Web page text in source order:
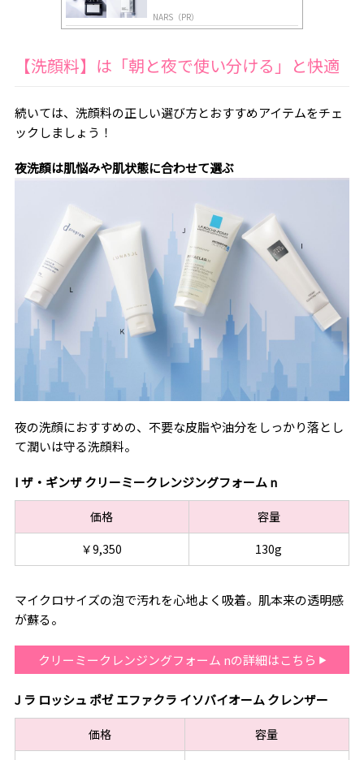
NARS（PR）
【洗顔料】は「朝と夜で使い分ける」と快適
続いては、洗顔料の正しい選び方とおすすめアイテムをチェ
ックしましょう！
夜洗顔は肌悩みや肌状態に合わせて選ぶ
夜の洗顔におすすめの、不要な皮脂や油分をしっかり落とし
て潤いは守る洗顔料。
I ザ・ギンザ クリーミークレンジングフォーム n
価格
容量
￥9,350
130g
マイクロサイズの泡で汚れを心地よく吸着。肌本来の透明感
が蘇る。
クリーミークレンジングフォーム nの詳細はこちら
J ラ ロッシュ ポゼ エファクラ イソバイオーム クレンザー
価格
容量